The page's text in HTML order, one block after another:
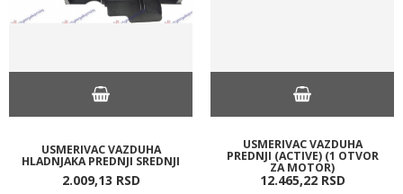
USMERIVAC VAZDUHA
HLADNJAKA PREDNJI SREDNJI
2.009,13 RSD
USMERIVAC VAZDUHA
PREDNJI (ACTIVE) (1 OTVOR
ZA MOTOR)
12.465,22 RSD